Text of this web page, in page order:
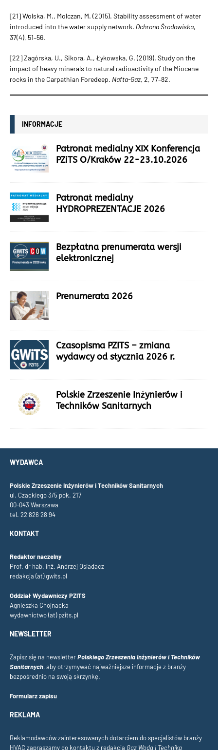
[21] Wolska, M., Molczan, M. (2015). Stability assessment of water
introduced into the water supply network. Ochrona Środowiska,
37(4), 51–56.
[22] Zagórska, U., Sikora, A., Łykowska, G. (2019). Study on the
impact of heavy minerals to natural radioactivity of the Miocene
rocks in the Carpathian Foredeep. Nafta-Gaz, 2, 77–82.
INFORMACJE
Patronat medialny XIX Konferencja
PZiTS O/Kraków 22-23.10.2026
Patronat medialny
HYDROPREZENTACJE 2026
Bezpłatna prenumerata wersji
elektronicznej
Prenumerata 2026
Czasopisma PZITS – zmiana
wydawcy od stycznia 2026 r.
Polskie Zrzeszenie Inżynierów i
Techników Sanitarnych
WYDAWCA
Polskie Zrzeszenie Inżynierów i Techników Sanitarnych
ul. Czackiego 3/5 pok. 217
00-043 Warszawa
tel. 22 826 28 94
KONTAKT
Redaktor naczelny
Prof. dr hab. inż. Andrzej Osiadacz
redakcja (at) gwits.pl
Oddział Wydawniczy PZITS
Agnieszka Chojnacka
wydawnictwo (at) pzits.pl
NEWSLETTER
Zapisz się na newsletterPolskiego Zrzeszenia Inżynierów i Techników
Sanitarnych, aby otrzymywać najważniejsze informacje z branży
bezpośrednio na swoją skrzynkę.
Formularz zapisu
REKLAMA
Reklamodawców zainteresowanych dotarciem do specjalistów branży
HVAC zapraszamy do kontaktu z redakcją Gaz Woda i Technika